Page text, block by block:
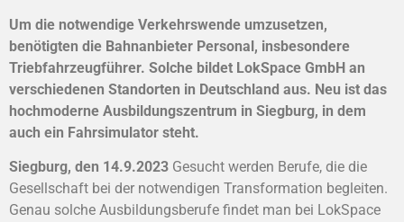
Um die notwendige Verkehrswende umzusetzen,
benötigten die Bahnanbieter Personal, insbesondere
Triebfahrzeugführer. Solche bildet LokSpace GmbH an
verschiedenen Standorten in Deutschland aus. Neu ist das
hochmoderne Ausbildungszentrum in Siegburg, in dem
auch ein Fahrsimulator steht.
Siegburg, den 14.9.2023 Gesucht werden Berufe, die die
Gesellschaft bei der notwendigen Transformation begleiten.
Genau solche Ausbildungsberufe findet man bei LokSpace